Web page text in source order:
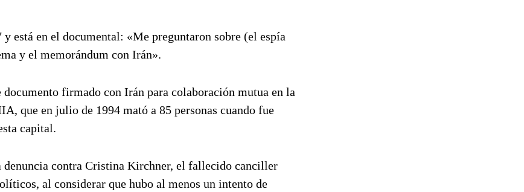
está en el documental: «Me preguntaron sobre (el espía
y el memorándum con Irán».
firmado con Irán para colaboración mutua en la
que en julio de 1994 mató a 85 personas cuando fue
capital.
contra Cristina Kirchner, el fallecido canciller
al considerar que hubo al menos un intento de